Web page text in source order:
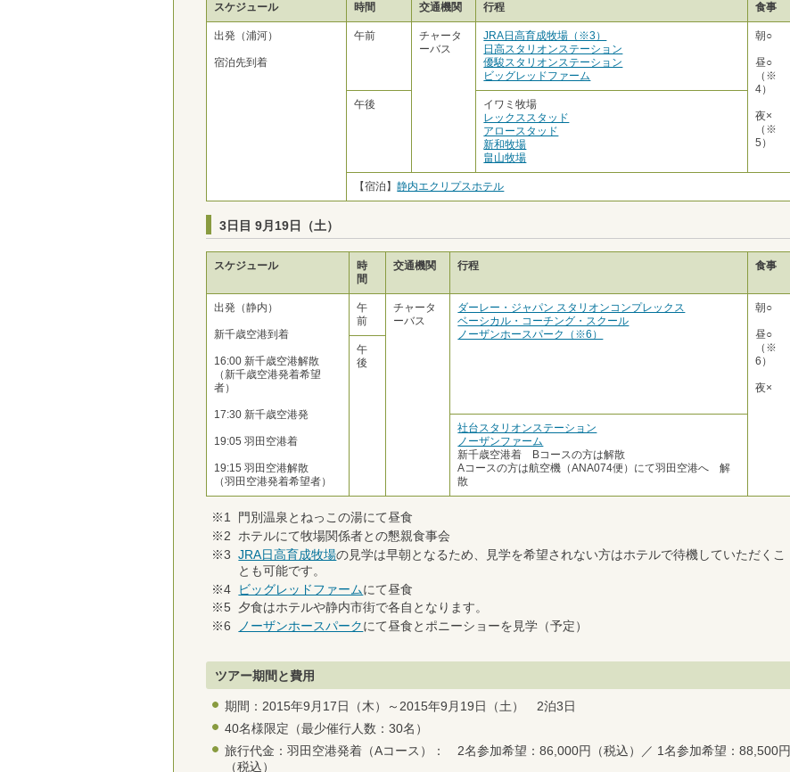
スケジュール 時間 交通機関 行程 食事
出発（浦河）
宿泊先到着
午前
チャータ
ーバス
JRA日高育成牧場（※3）
日高スタリオンステーション
優駿スタリオンステーション
ビッグレッドファーム
朝○
昼○
（※
4）
夜×
（※
5）
午後
イワミ牧場
レックススタッド
アロースタッド
新和牧場
畠山牧場
【宿泊】静内エクリプスホテル
3日目 9月19日（土）
スケジュール
時
間
交通機関 行程 食事
出発（静内）
新千歳空港到着
16:00 新千歳空港解散
（新千歳空港発着希望
者）
17:30 新千歳空港発
19:05 羽田空港着
19:15 羽田空港解散
（羽田空港発着希望者）
午
前
チャータ
ーバス
ダーレー・ジャパン スタリオンコンプレックス
ベーシカル・コーチング・スクール
ノーザンホースパーク（※6）
朝○
昼○
（※
6）
夜×
午
後
社台スタリオンステーション
ノーザンファーム
新千歳空港着 Bコースの方は解散
Aコースの方は航空機（ANA074便）にて羽田空港へ 解
散
※1
門別温泉とねっこの湯にて昼食
※2
ホテルにて牧場関係者との懇親食事会
※3 JRA日高育成牧場の見学は早朝となるため、見学を希望されない方はホテルで待機していただくこ
とも可能です。
※4
ビッグレッドファームにて昼食
※5 夕食はホテルや静内市街で各自となります。
※6
ノーザンホースパークにて昼食とポニーショーを見学（予定）
ツアー期間と費用
期間：2015年9月17日（木）～2015年9月19日（土） 2泊3日
40名様限定（最少催行人数：30名）
旅行代金：羽田空港発着（Aコース）： 2名参加希望：86,000円（税込）／ 1名参加希望：88,500円
（税込）